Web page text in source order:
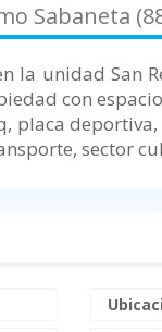
Sabaneta
la unidad San
con
placa
sector